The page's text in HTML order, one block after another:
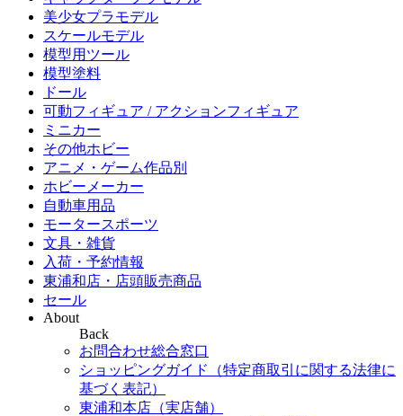
美少女プラモデル
スケールモデル
模型用ツール
模型塗料
ドール
可動フィギュア / アクションフィギュア
ミニカー
その他ホビー
アニメ・ゲーム作品別
ホビーメーカー
自動車用品
モータースポーツ
文具・雑貨
入荷・予約情報
東浦和店・店頭販売商品
セール
About
Back
お問合わせ総合窓口
ショッピングガイド（特定商取引に関する法律に
基づく表記）
東浦和本店（実店舗）